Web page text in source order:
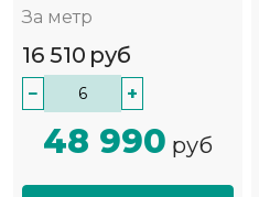
За метр
16 510 руб
− +
48 990 руб